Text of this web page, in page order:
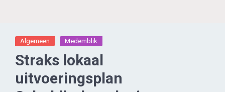
Algemeen Medemblik
Straks lokaal
uitvoeringsplan